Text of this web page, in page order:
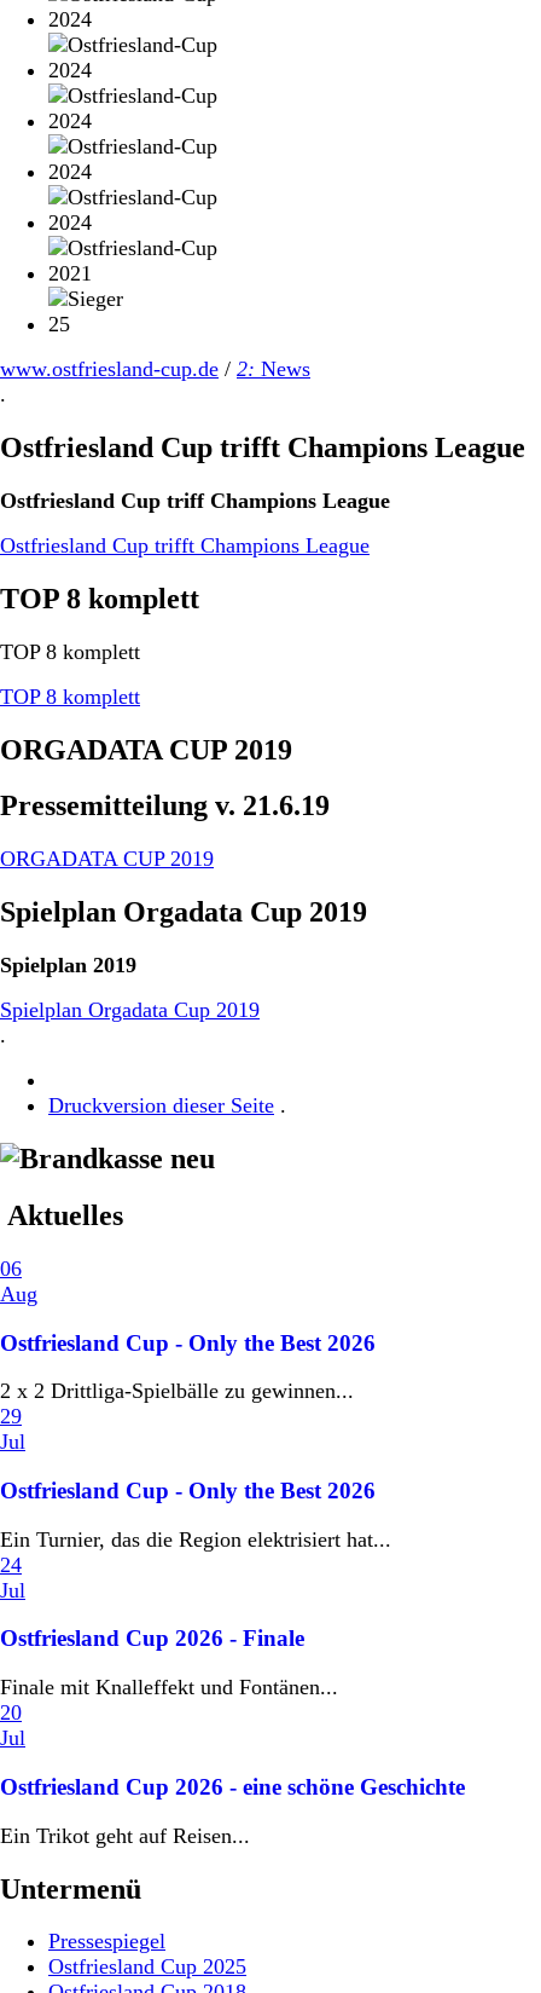
www.ostfriesland-cup.de / 2: News
.
Ostfriesland Cup trifft Champions League
Ostfriesland Cup triff Champions League
Ostfriesland Cup trifft Champions League
TOP 8 komplett
TOP 8 komplett
TOP 8 komplett
ORGADATA CUP 2019
Pressemitteilung v. 21.6.19
ORGADATA CUP 2019
Spielplan Orgadata Cup 2019
Spielplan 2019
Spielplan Orgadata Cup 2019
.
Druckversion dieser Seite .
Aktuelles
06
Aug
Ostfriesland Cup - Only the Best 2026
2 x 2 Drittliga-Spielbälle zu gewinnen...
29
Jul
Ostfriesland Cup - Only the Best 2026
Ein Turnier, das die Region elektrisiert hat...
24
Jul
Ostfriesland Cup 2026 - Finale
Finale mit Knalleffekt und Fontänen...
20
Jul
Ostfriesland Cup 2026 - eine schöne Geschichte
Ein Trikot geht auf Reisen...
Untermenü
Pressespiegel
Ostfriesland Cup 2025